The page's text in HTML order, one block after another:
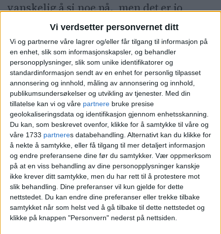
Vi verdsetter personvernet ditt
Vi og partnerne våre lagrer og/eller får tilgang til informasjon på
en enhet, slik som informasjonskapsler, og behandler
personopplysninger, slik som unike identifikatorer og
standardinformasjon sendt av en enhet for personlig tilpasset
annonsering og innhold, måling av annonsering og innhold,
publikumsundersøkelser og utvikling av tjenester. Med din
tillatelse kan vi og våre partnere bruke presise
geolokaliseringsdata og identifikasjon gjennom enhetsskanning.
Du kan, som beskrevet ovenfor, klikke for å samtykke til våre og
våre 1733 partneres databehandling. Alternativt kan du klikke for
å nekte å samtykke, eller få tilgang til mer detaljert informasjon
og endre preferansene dine før du samtykker. Vær oppmerksom
på at en viss behandling av dine personopplysninger kanskje
ikke krever ditt samtykke, men du har rett til å protestere mot
slik behandling. Dine preferanser vil kun gjelde for dette
nettstedet. Du kan endre dine preferanser eller trekke tilbake
samtykket når som helst ved å gå tilbake til dette nettstedet og
klikke på knappen "Personvern" nederst på nettsiden.
vanskelig å si noe på, men det er jo
mange som reiser vekk i disse dager.
Samtidig blir det også litt mer fest og
moro for dem som faktisk er hjemme i
Oslo, sier vaktkommandør hos
brannvesenet,Glenn Gulbrandsen.
Når VårtOslo kontakter brannsentralen
skjærtorsdag, sier Gulbrandsen at
begynnelsen på påsken likevel har vært
lovende.
– Det har vært unormalt stille denne
torsdagen, så det har vært en god dag.